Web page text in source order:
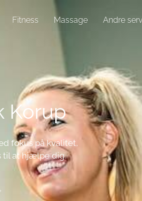
Fitness Massage Andre
Korup
fokus på kvalitet,
til at hjælpe dig.